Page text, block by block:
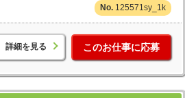
125571sy_1k
詳細を見る このお仕事に応募